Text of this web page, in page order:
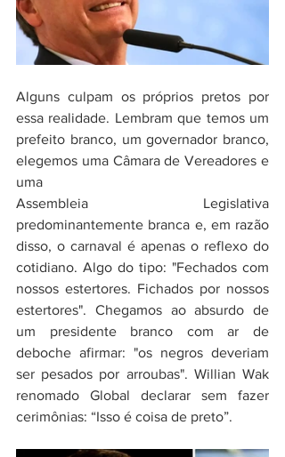
Alguns culpam os próprios pretos por
essa realidade. Lembram que temos um
prefeito branco, um governador branco,
elegemos uma Câmara de Vereadores e
uma
Assembleia Legislativa
predominantemente branca e, em razão
disso, o carnaval é apenas o reflexo do
cotidiano. Algo do tipo: "Fechados com
nossos estertores. Fichados por nossos
estertores". Chegamos ao absurdo de
um presidente branco com ar de
deboche afirmar: "os negros deveriam
ser pesados por arroubas". Willian Wak
renomado Global declarar sem fazer
cerimônias: “Isso é coisa de preto”.